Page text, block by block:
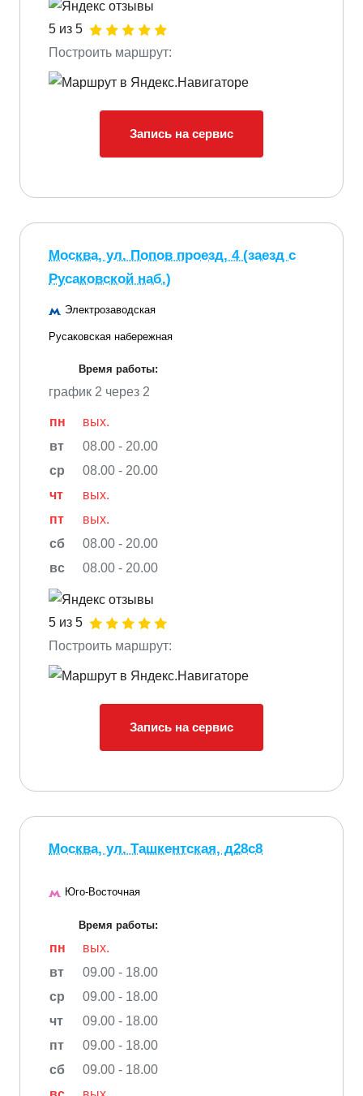
5 из 5
Построить маршрут:
Запись на сервис
Москва, ул. Попов проезд, 4 (заезд с
Русаковской наб.)
Электрозаводская
Русаковская набережная
Время работы:
график 2 через 2
пн
вых.
вт
08.00 - 20.00
ср
08.00 - 20.00
чт
вых.
пт
вых.
сб
08.00 - 20.00
вс
08.00 - 20.00
5 из 5
Построить маршрут:
Запись на сервис
Москва, ул. Ташкентская, д28с8
Юго-Восточная
Время работы:
пн
вых.
вт
09.00 - 18.00
ср
09.00 - 18.00
чт
09.00 - 18.00
пт
09.00 - 18.00
сб
09.00 - 18.00